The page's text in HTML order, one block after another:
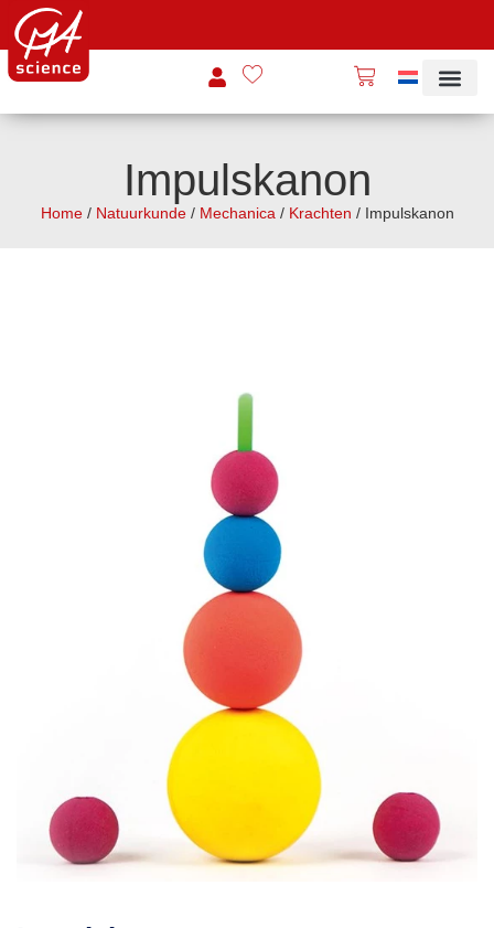
Impulskanon
Home/ Natuurkunde/ Mechanica / Krachten / Impulskanon